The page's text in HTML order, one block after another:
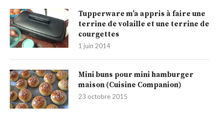
Tupperware m’a appris à faire une
terrine de volaille et une terrine de
courgettes
1 juin 2014
Mini buns pour mini hamburger
maison (Cuisine Companion)
23 octobre 2015